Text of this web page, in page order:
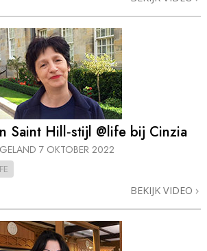
Saint Hill‑stijl @life bij Cinzia
7 OKTOBER 2022
BEKIJK VIDEO